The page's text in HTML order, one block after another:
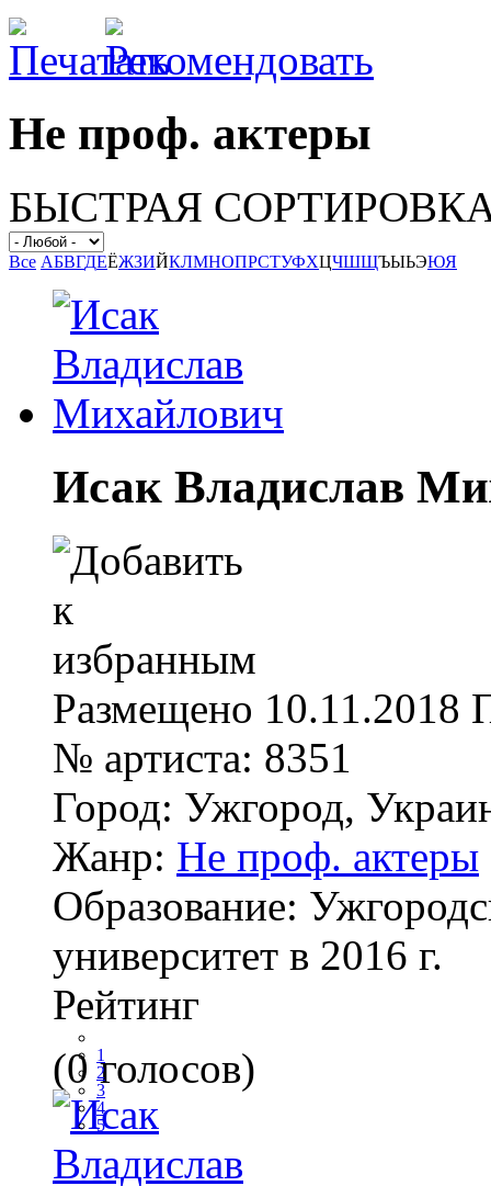
Не проф. актеры
БЫСТРАЯ
Все АБВГДЕЁЖЗИЙКЛМНОПРСТУФХЦЧШЩЪЫЬЭЮЯ
Исак Владислав
Размещено 10.11.2018
№ артиста: 8351
Город: Ужгород,
Жанр: Не проф. актеры
Образование:
университет в 2016 г.
Рейтинг
1
2
3
4
5
(0 голосов)